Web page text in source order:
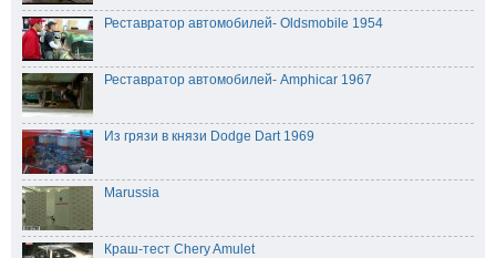
Реставратор автомобилей- Oldsmobile 1954
Реставратор автомобилей- Amphicar 1967
Из грязи в князи Dodge Dart 1969
Marussia
Краш-тест Chery Amulet